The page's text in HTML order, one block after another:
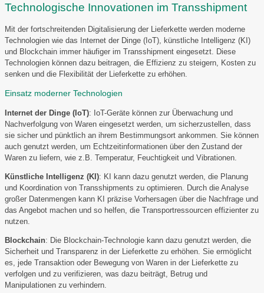
Technologische Innovationen im Transshipment
Mit der fortschreitenden Digitalisierung der Lieferkette werden moderne
Technologien wie das Internet der Dinge (IoT), künstliche Intelligenz (KI)
und Blockchain immer häufiger im Transshipment eingesetzt. Diese
Technologien können dazu beitragen, die Effizienz zu steigern, Kosten zu
senken und die Flexibilität der Lieferkette zu erhöhen.
Einsatz moderner Technologien
Internet der Dinge (IoT): IoT-Geräte können zur Überwachung und
Nachverfolgung von Waren eingesetzt werden, um sicherzustellen, dass
sie sicher und pünktlich an ihrem Bestimmungsort ankommen. Sie können
auch genutzt werden, um Echtzeitinformationen über den Zustand der
Waren zu liefern, wie z.B. Temperatur, Feuchtigkeit und Vibrationen.
Künstliche Intelligenz (KI): KI kann dazu genutzt werden, die Planung
und Koordination von Transshipments zu optimieren. Durch die Analyse
großer Datenmengen kann KI präzise Vorhersagen über die Nachfrage und
das Angebot machen und so helfen, die Transportressourcen effizienter zu
nutzen.
Blockchain: Die Blockchain-Technologie kann dazu genutzt werden, die
Sicherheit und Transparenz in der Lieferkette zu erhöhen. Sie ermöglicht
es, jede Transaktion oder Bewegung von Waren in der Lieferkette zu
verfolgen und zu verifizieren, was dazu beiträgt, Betrug und
Manipulationen zu verhindern.